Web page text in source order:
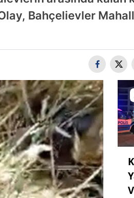
Artvin
Bilecik
Bingöl
Bitlis
Bolu
Burdur
Bursa
Bahçelievler